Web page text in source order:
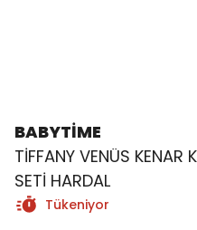
BABYTİME
TİFFANY VENÜS KENAR
SETİ HARDAL
Tükeniyor